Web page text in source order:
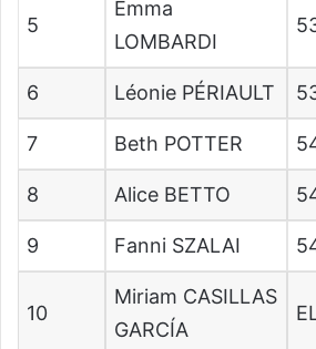
5
Emma
LOMBARDI
6 Léonie PÉRIAULT
7 Beth POTTER
8 Alice BETTO
9 Fanni SZALAI
10
Miriam CASILLAS
GARCÍA